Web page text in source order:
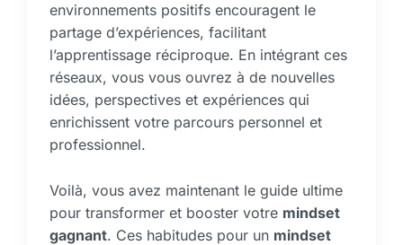
environnements positifs encouragent le
partage d’expériences, facilitant
l’apprentissage réciproque. En intégrant ces
réseaux, vous vous ouvrez à de nouvelles
idées, perspectives et expériences qui
enrichissent votre parcours personnel et
professionnel.
Voilà, vous avez maintenant le guide ultime
pour transformer et booster votre mindset
gagnant. Ces habitudes pour un mindset